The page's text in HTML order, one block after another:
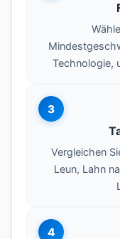
Technologie,
3
Vergleichen
Leun, Lahn
4